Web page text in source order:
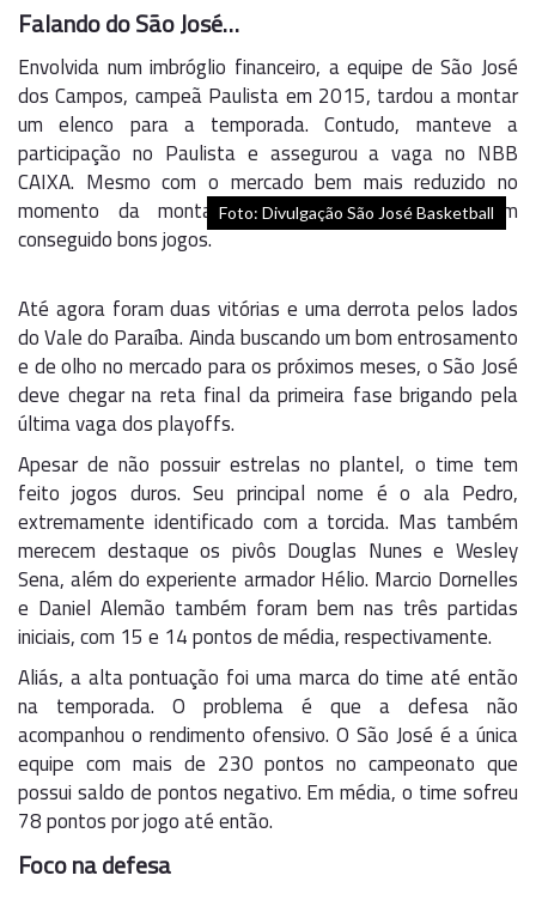
Falando do São José…
Envolvida num imbróglio financeiro, a equipe de São José
dos Campos, campeã Paulista em 2015, tardou a montar
um elenco para a temporada. Contudo, manteve a
participação no Paulista e assegurou a vaga no NBB
CAIXA. Mesmo com o mercado bem mais reduzido no
momento da montagem do elenco, a Águia tem
conseguido bons jogos.
Foto: Divulgação São José Basketball
Até agora foram duas vitórias e uma derrota pelos lados
do Vale do Paraíba. Ainda buscando um bom entrosamento
e de olho no mercado para os próximos meses, o São José
deve chegar na reta final da primeira fase brigando pela
última vaga dos playoffs.
Apesar de não possuir estrelas no plantel, o time tem
feito jogos duros. Seu principal nome é o ala Pedro,
extremamente identificado com a torcida. Mas também
merecem destaque os pivôs Douglas Nunes e Wesley
Sena, além do experiente armador Hélio. Marcio Dornelles
e Daniel Alemão também foram bem nas três partidas
iniciais, com 15 e 14 pontos de média, respectivamente.
Aliás, a alta pontuação foi uma marca do time até então
na temporada. O problema é que a defesa não
acompanhou o rendimento ofensivo. O São José é a única
equipe com mais de 230 pontos no campeonato que
possui saldo de pontos negativo. Em média, o time sofreu
78 pontos por jogo até então.
Foco na defesa